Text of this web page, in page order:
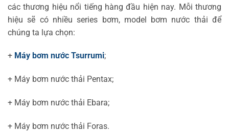
các thương hiệu nổi tiếng hàng đầu hiện nay. Mỗi thương
hiệu sẽ có nhiều series bơm, model bơm nước thải để
chúng ta lựa chọn:
+ Máy bơm nước Tsurrumi;
+ Máy bơm nước thải Pentax;
+ Máy bơm nước thải Ebara;
+ Máy bơm nước thải Foras.